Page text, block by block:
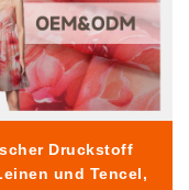
Druckstoff
und Tencel,